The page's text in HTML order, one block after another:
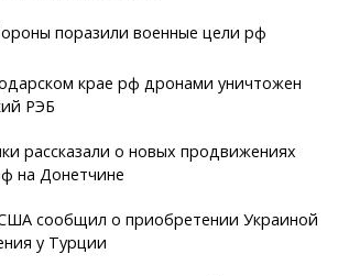
поразили военные цели рф
крае рф дронами уничтожен
РЭБ
рассказали о новых продвижениях
на Донетчине
сообщил о приобретении Украиной
у Турции